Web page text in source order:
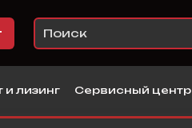
и лизинг Сервисный центр